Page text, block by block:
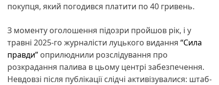
покупця, який погодився платити по 40 гривень.
З моменту оголошення підозри пройшов рік, і у
травні 2025-го журналісти луцького видання “Сила
правди” оприлюднили розслідування про
розкрадання палива в цьому центрі забезпечення.
Невдовзі після публікації слідчі активізувалися: штаб-